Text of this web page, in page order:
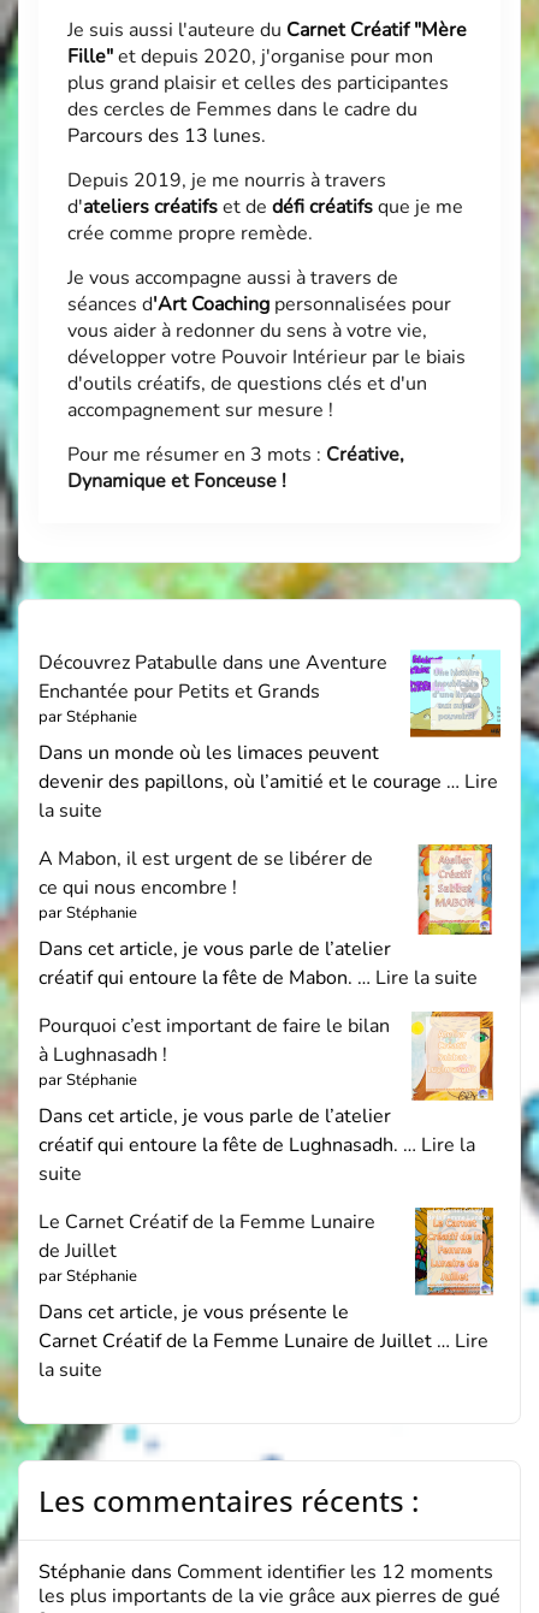
Je suis aussi l'auteure du Carnet Créatif "Mère
Fille"et depuis 2020, j'organise pour mon
plus grand plaisir et celles des participantes
des cercles de Femmes dans le cadre du
Parcours des 13 lunes.
Depuis 2019, je me nourris à travers
d'ateliers créatifset de défi créatifsque je me
crée comme propre remède.
Je vous accompagne aussi à travers de
séances d'Art Coaching personnalisées pour
vous aider à redonner du sens à votre vie,
développer votre Pouvoir Intérieur par le biais
d'outils créatifs, de questions clés et d'un
accompagnement sur mesure !
Pour me résumer en 3 mots : Créative,
Dynamique et Fonceuse !
Découvrez Patabulle dans une Aventure
Enchantée pour Petits et Grands
par Stéphanie
Dans un monde où les limaces peuvent
devenir des papillons, où l’amitié et le courage … Lire
la suite
A Mabon, il est urgent de se libérer de
ce qui nous encombre !
par Stéphanie
Dans cet article, je vous parle de l’atelier
créatif qui entoure la fête de Mabon. … Lire la suite
Pourquoi c’est important de faire le bilan
à Lughnasadh !
par Stéphanie
Dans cet article, je vous parle de l’atelier
créatif qui entoure la fête de Lughnasadh. … Lire la
suite
Le Carnet Créatif de la Femme Lunaire
de Juillet
par Stéphanie
Dans cet article, je vous présente le
Carnet Créatif de la Femme Lunaire de Juillet … Lire
la suite
Les commentaires récents :
Stéphanie dans Comment identifier les 12 moments
les plus importants de la vie grâce aux pierres de gué